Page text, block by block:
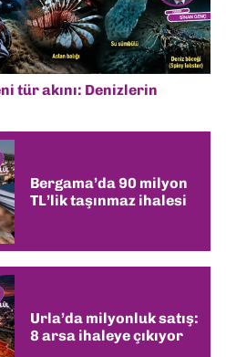
tür akını: Denizlerin
Bergama’da 90 milyon
TL’lik taşınmaz ihalesi
Urla’da milyonluk satış:
8 arsa ihaleye çıkıyor